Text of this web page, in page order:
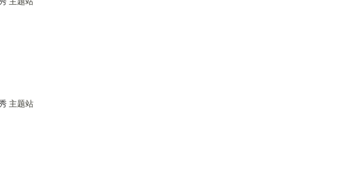
主题站